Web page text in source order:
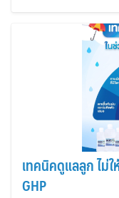
เทคนิคดูแลลูก ไม่
GHP